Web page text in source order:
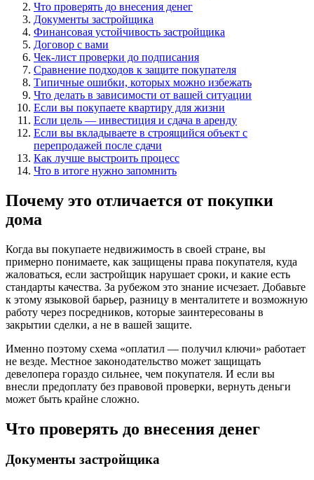
Что проверять до внесения денег
Документы застройщика
Финансовая устойчивость застройщика
Договор с вами
Чек-лист проверки до подписания
Сравнение подходов к защите покупателя
Типичные ошибки, которых можно избежать
Что делать в зависимости от вашей ситуации
Если вы покупаете квартиру для жизни
Если цель — инвестиция и сдача в аренду
Если вы вкладываете в строящийся объект с
перепродажей после сдачи
Как лучше выстроить процесс
Что в итоге нужно запомнить
Почему это отличается от покупки
дома
Когда вы покупаете недвижимость в своей стране, вы
примерно понимаете, как защищены права покупателя, куда
жаловаться, если застройщик нарушает сроки, и какие есть
стандарты качества. За рубежом это знание исчезает. Добавьте
к этому языковой барьер, разницу в менталитете и возможную
работу через посредников, которые заинтересованы в
закрытии сделки, а не в вашей защите.
Именно поэтому схема «оплатил — получил ключи» работает
не везде. Местное законодательство может защищать
девелопера гораздо сильнее, чем покупателя. И если вы
внесли предоплату без правовой проверки, вернуть деньги
может быть крайне сложно.
Что проверять до внесения денег
Документы застройщика